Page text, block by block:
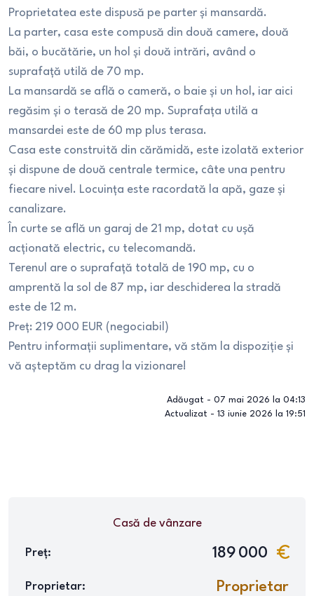
Proprietatea este dispusă pe parter și mansardă.
La parter, casa este compusă din două camere, două
băi, o bucătărie, un hol și două intrări, având o
suprafață utilă de 70 mp.
La mansardă se află o cameră, o baie și un hol, iar aici
regăsim și o terasă de 20 mp. Suprafața utilă a
mansardei este de 60 mp plus terasa.
Casa este construită din cărămidă, este izolată exterior
și dispune de două centrale termice, câte una pentru
fiecare nivel. Locuința este racordată la apă, gaze și
canalizare.
În curte se află un garaj de 21 mp, dotat cu ușă
acționată electric, cu telecomandă.
Terenul are o suprafață totală de 190 mp, cu o
amprentă la sol de 87 mp, iar deschiderea la stradă
este de 12 m.
Preț: 219 000 EUR (negociabil)
Pentru informații suplimentare, vă stăm la dispoziție și
vă așteptăm cu drag la vizionare!
Adăugat - 07 mai 2026 la 04:13
Actualizat - 13 iunie 2026 la 19:51
Casă de vânzare
Preț: 189 000
Proprietar: Proprietar